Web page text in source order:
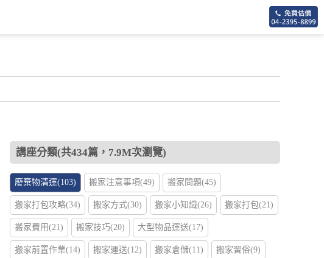
講座分類(共434篇，7.9M次瀏覽)
廢棄物清運(103) 搬家注意事項(49) 搬家問題(45)
搬家打包攻略(34) 搬家方式(30) 搬家小知識(26) 搬家打包(21)
搬家費用(21) 搬家技巧(20) 大型物品運送(17)
搬家前置作業(14) 搬家運送(12) 搬家倉儲(11) 搬家習俗(9)